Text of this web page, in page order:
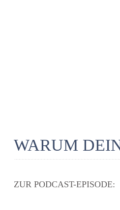
WARUM
ZUR PODCAST-EPISODE: